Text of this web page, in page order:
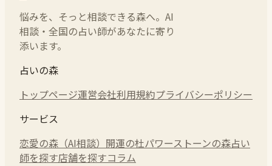
悩みを、そっと相談できる森へ。AI
相談・全国の占い師があなたに寄り
添います。
占いの森
トップページ運営会社利用規約プライバシーポリシー
サービス
恋愛の森（AI相談） 開運の杜パワーストーンの森占い
師を探す店舗を探すコラム